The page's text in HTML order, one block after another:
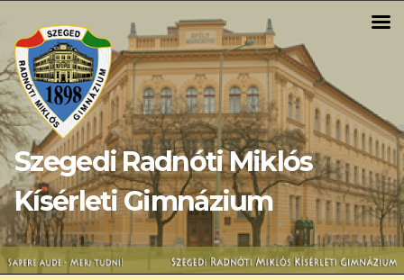
content
Szegedi Radnóti Miklós
Kísérleti Gimnázium